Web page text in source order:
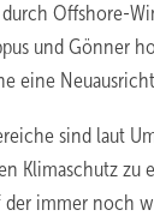
Offshore-
und Gönner
eine
sind laut
Klimaschutz zu
immer noch